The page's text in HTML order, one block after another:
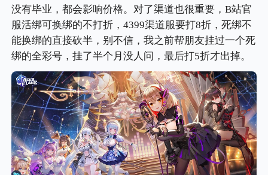
没有毕业，都会影响价格。对了渠道也很重要，B站官
服活绑可换绑的不打折，4399渠道服要打8折，死绑不
能换绑的直接砍半，别不信，我之前帮朋友挂过一个死
绑的全彩号，挂了半个月没人问，最后打5折才出掉。